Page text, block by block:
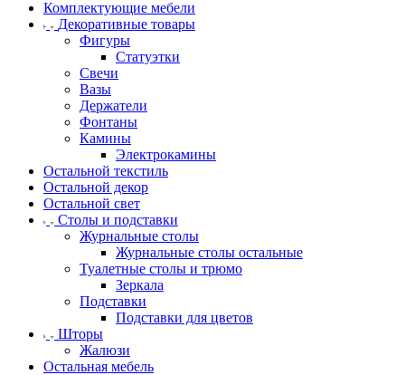
Комплектующие мебели
Декоративные товары
Фигуры
Статуэтки
Свечи
Вазы
Держатели
Фонтаны
Камины
Электрокамины
Остальной текстиль
Остальной декор
Остальной свет
Столы и подставки
Журнальные столы
Журнальные столы остальные
Туалетные столы и трюмо
Зеркала
Подставки
Подставки для цветов
Шторы
Жалюзи
Остальная мебель